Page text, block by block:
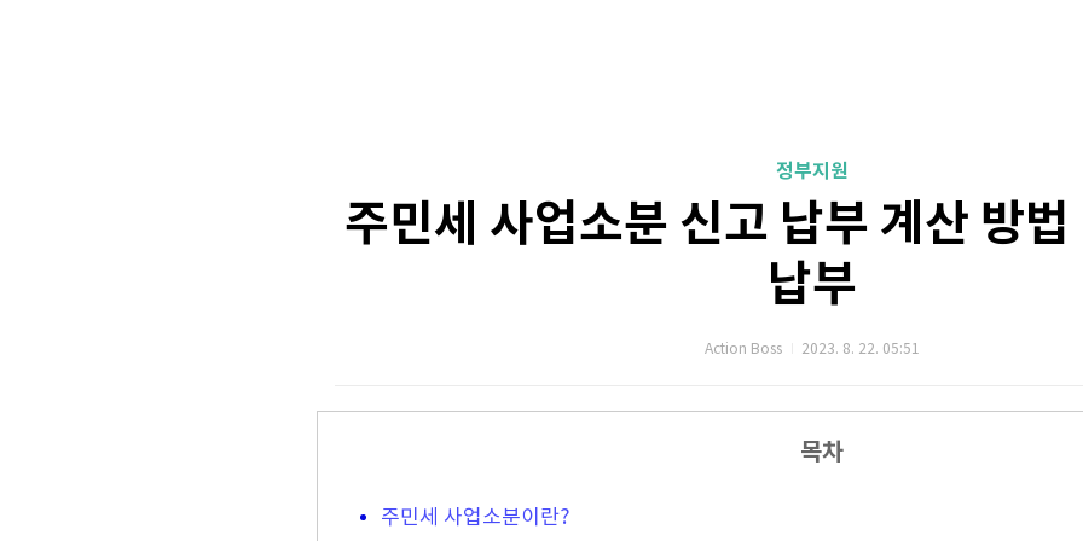
정부지원
주민세 사업소분 신고 납부 계산 방법
납부
Action Boss 2023. 8. 22. 05:51
목차
주민세 사업소분이란?